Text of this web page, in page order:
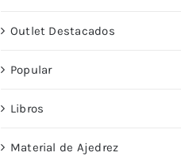
Outlet Destacados
Popular
Libros
Material de Ajedrez